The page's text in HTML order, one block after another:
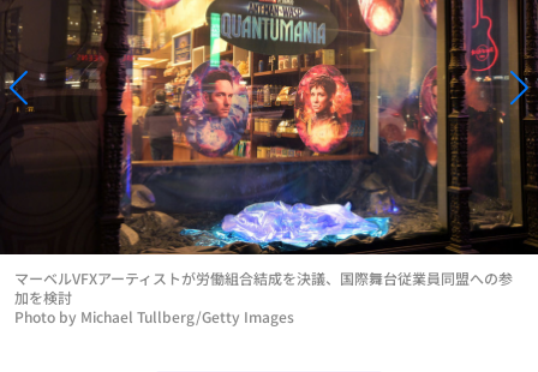
Photo by Michael Tullberg/Getty Images
マーベルVFXアーティストが労働組合結成を決議、国際舞台従業員同盟への参
加を検討